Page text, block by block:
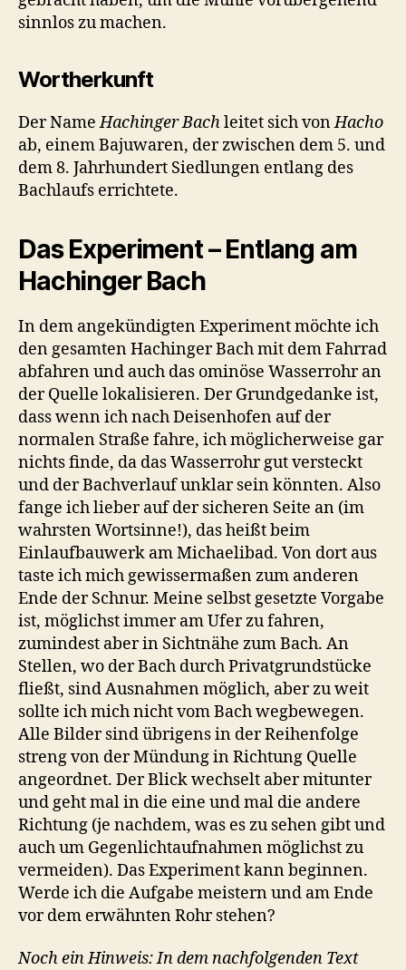
sinnlos zu machen.
Wortherkunft
Der NameHachinger Bachleitet sich vonHacho
ab, einem Bajuwaren, der zwischen dem 5. und
dem 8. Jahrhundert Siedlungen entlang des
Bachlaufs errichtete.
Das Experiment – Entlang am
Hachinger Bach
In dem angekündigten Experiment möchte ich
den gesamten Hachinger Bach mit dem Fahrrad
abfahren und auch das ominöse Wasserrohr an
der Quelle lokalisieren. Der Grundgedanke ist,
dass wenn ich nach Deisenhofen auf der
normalen Straße fahre, ich möglicherweise gar
nichts finde, da das Wasserrohr gut versteckt
und der Bachverlauf unklar sein könnten. Also
fange ich lieber auf der sicheren Seite an (im
wahrsten Wortsinne!), das heißt beim
Einlaufbauwerk am Michaelibad. Von dort aus
taste ich mich gewissermaßen zum anderen
Ende der Schnur. Meine selbst gesetzte Vorgabe
ist, möglichst immer am Ufer zu fahren,
zumindest aber in Sichtnähe zum Bach. An
Stellen, wo der Bach durch Privatgrundstücke
fließt, sind Ausnahmen möglich, aber zu weit
sollte ich mich nicht vom Bach wegbewegen.
Alle Bilder sind übrigens in der Reihenfolge
streng von der Mündung in Richtung Quelle
angeordnet. Der Blick wechselt aber mitunter
und geht mal in die eine und mal die andere
Richtung (je nachdem, was es zu sehen gibt und
auch um Gegenlichtaufnahmen möglichst zu
vermeiden). Das Experiment kann beginnen.
Werde ich die Aufgabe meistern und am Ende
vor dem erwähnten Rohr stehen?
Noch ein Hinweis: In dem nachfolgenden Text